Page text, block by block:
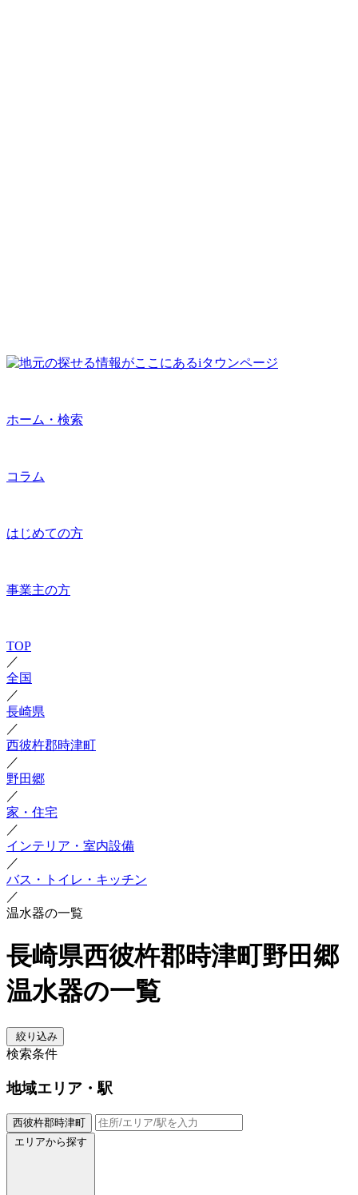
ホーム・検索
コラム
はじめての方
事業主の方
TOP
／
全国
／
長崎県
／
西彼杵郡時津町
／
野田郷
／
家・住宅
／
インテリア・室内設備
／
バス・トイレ・キッチン
／
温水器の一覧
長崎県西彼杵郡時津町野田郷
温水器の一覧
絞り込み
検索条件
地域エリア・駅
西彼杵郡時津町
エリアから探す